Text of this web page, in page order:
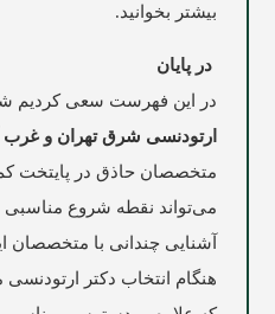
بیشتر بخوانید.
در پایان
در این فهرست سعی کردیم شما
ارتودنسی شرق تهران و غرب
متخصصان حاذق در پایتخت
می‌تواند نقطه شروع مناسبی
آشنایی چندانی با متخصصان
هنگام انتخاب دکتر